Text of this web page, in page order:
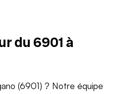
du 6901 à
(6901) ? Notre équipe